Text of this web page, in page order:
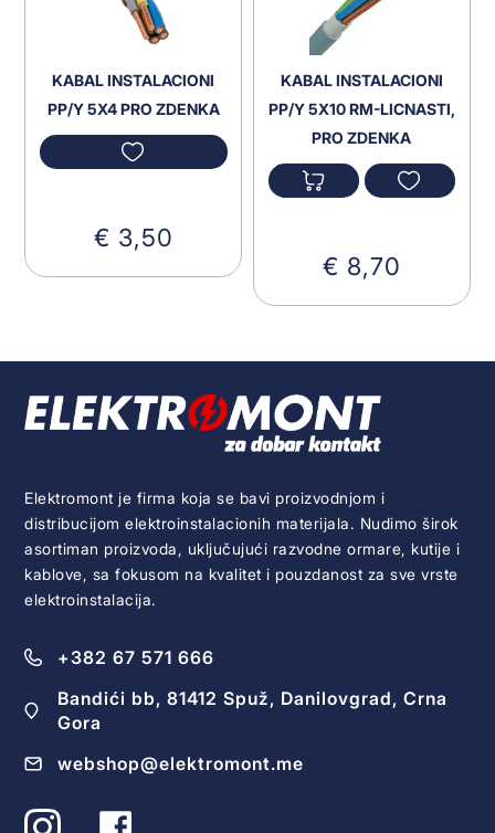
KABAL INSTALACIONI
PP/Y 5X4 PRO ZDENKA
€ 3,50
KABAL INSTALACIONI
PP/Y 5X10 RM-LICNASTI,
PRO ZDENKA
€ 8,70
Elektromont je firma koja se bavi proizvodnjom i
distribucijom elektroinstalacionih materijala. Nudimo širok
asortiman proizvoda, uključujući razvodne ormare, kutije i
kablove, sa fokusom na kvalitet i pouzdanost za sve vrste
elektroinstalacija.
+382 67 571 666
Bandići bb, 81412 Spuž, Danilovgrad, Crna
Gora
webshop@elektromont.me